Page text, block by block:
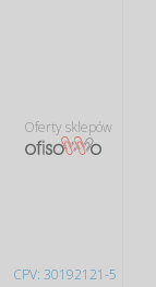
CPV: 30192121-5
Oferty sklepów